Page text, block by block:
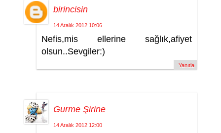
birincisin
14 Aralık 2012 10:06
Nefis,mis ellerine sağlık,afiyet
olsun..Sevgiler:)
Yanıtla
Gurme Şirine
14 Aralık 2012 12:00